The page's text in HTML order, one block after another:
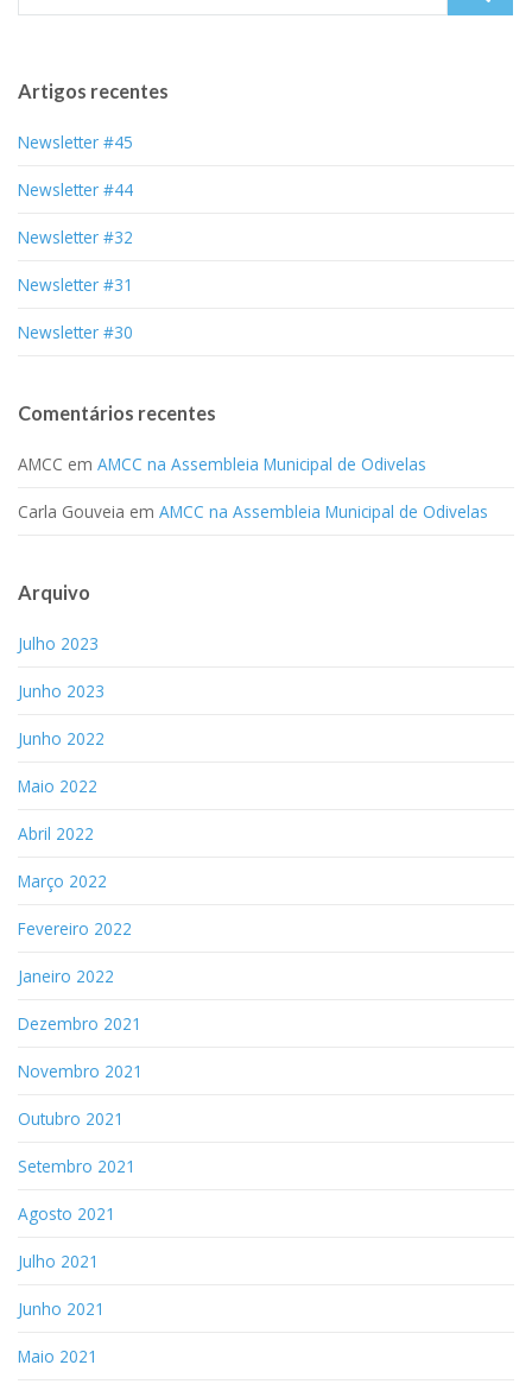
Artigos recentes
Newsletter #45
Newsletter #44
Newsletter #32
Newsletter #31
Newsletter #30
Comentários recentes
AMCC em AMCC na Assembleia Municipal de Odivelas
Carla Gouveia em AMCC na Assembleia Municipal de Odivelas
Arquivo
Julho 2023
Junho 2023
Junho 2022
Maio 2022
Abril 2022
Março 2022
Fevereiro 2022
Janeiro 2022
Dezembro 2021
Novembro 2021
Outubro 2021
Setembro 2021
Agosto 2021
Julho 2021
Junho 2021
Maio 2021